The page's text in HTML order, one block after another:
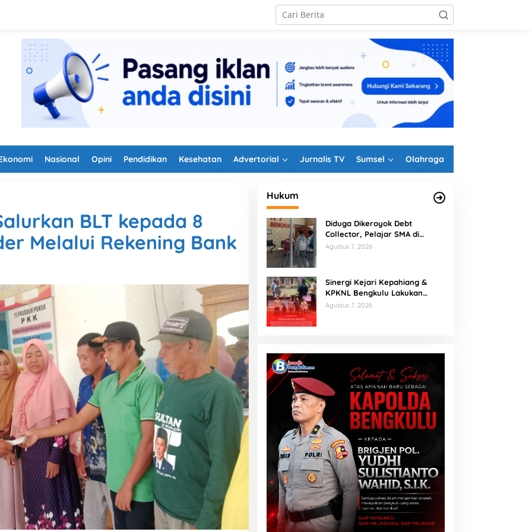
Nasional Opini Pendidikan Kesehatan Advertorial Jurnalis TV Sumsel Olahraga
BLT kepada 8
Melalui Rekening Bank
Hukum
Diduga Dikeroyok Debt
Collector, Pelajar SMA di
Bengkulu Tempuh Jalur Hukum
Agustus 7, 2026
Sinergi Kejari Kepahiang &
KPKNL Bengkulu Lakukan
Penilaian Barang Rampasan
Agustus 7, 2026